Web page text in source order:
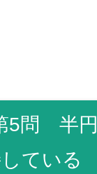
5問 半円
している